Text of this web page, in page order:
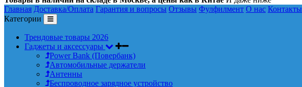
Главная Доставка/Оплата Гарантия и вопросы Отзывы Фулфилмент О нас Контакты
Категории
Трендовые товары 2026
Гаджеты и аксессуары
Power Bank (Повербанк)
Автомобильные держатели
Антенны
Беспроводное зарядное устройство